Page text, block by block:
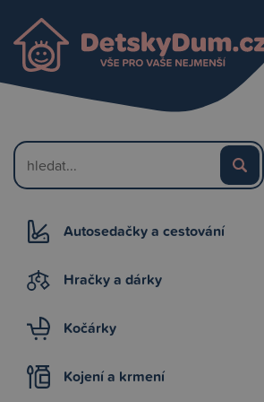
Autosedačky a cestování
Hračky a dárky
Kočárky
Kojení a krmení